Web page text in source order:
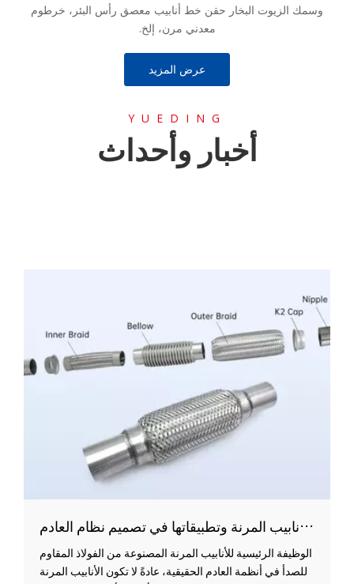
وسمك الزيوت البخار حقن خط أنابيب معصق رأس البئر، خرطوم
معدني مرن، إلخ.
عرض المزيد
YUEDING
أخبار وأحداث
ما هو الفولاذ المقاوم للصدأ الأنابيب المرنة وتطبيقاتها في تصميم نظام العادم
الوظيفة الرئيسية للأنابيب المرنة المصنوعة من الفولاذ المقاوم
للصدأ في أنظمة العادم الحقيقية، عادةً لا تكون الأنابيب المرنة